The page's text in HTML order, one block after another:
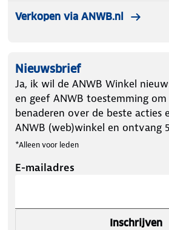
Verkopen via ANWB.nl
Nieuwsbrief
Ja, ik wil de ANWB Winkel
en geef ANWB toestemming
benaderen over de beste acties
ANWB (web)winkel en ontvang
*Alleen voor leden
E-mailadres
Inschrijven